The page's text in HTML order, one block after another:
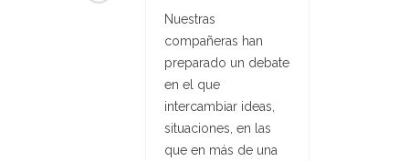
Nuestras
compañeras han
preparado un debate
en el que
intercambiar ideas,
situaciones, en las
que en más de una